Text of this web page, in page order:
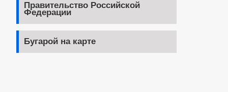
Правительство Российской
Федерации
Бугарой на карте